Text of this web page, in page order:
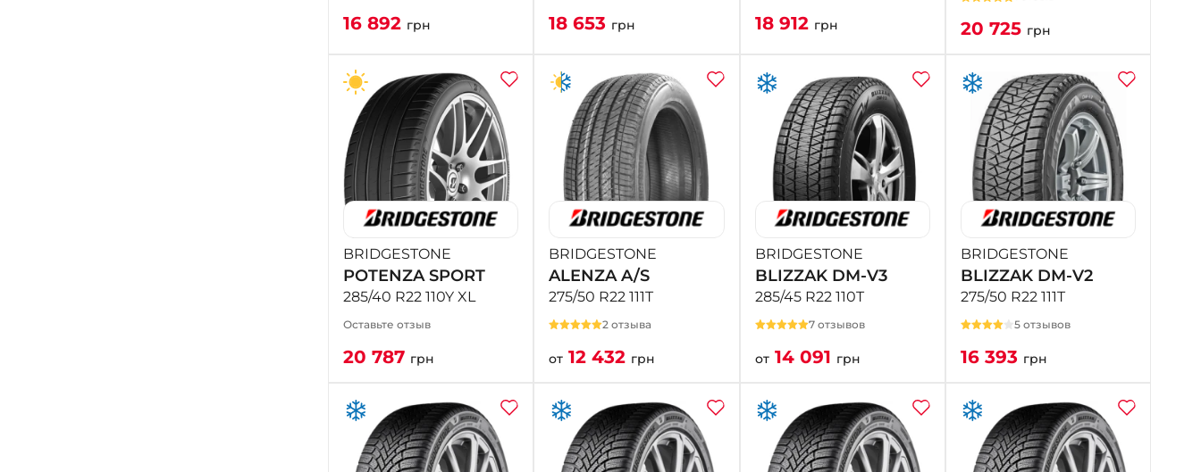
16 892 грн 18 653 грн 18 912 грн 20 725 грн
BRIDGESTONE
POTENZA SPORT
285/40 R22 110Y XL
Оставьте отзыв
20 787 грн
BRIDGESTONE
ALENZA A/S
275/50 R22 111T
2 отзыва
от 12 432 грн
BRIDGESTONE
BLIZZAK DM-V3
285/45 R22 110T
7 отзывов
от14 091 грн
BRIDGESTONE
BLIZZAK DM-V2
275/50 R22 111T
5 отзывов
16 393 грн